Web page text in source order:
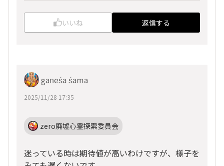
いいね 返信する
gaṇeśa śama
2025/11/28 17:35
zero廃墟心霊探索委員会
迷っている時は期待値が高いわけですが、様子を